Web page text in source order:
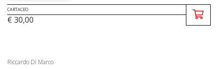
CARTACEO
€ 30,00
Riccardo Di Marco